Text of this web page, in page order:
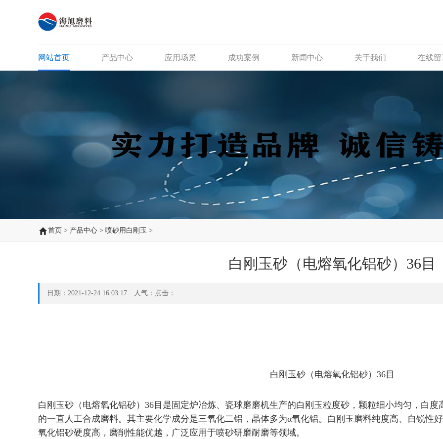
网站首页 产品中心 应用场景 成功案例 新闻中心 关于我们 在线留
首页 > 产品中心 > 喷砂用白刚玉 >
白刚玉砂（电熔氧化铝砂）36目
日期：2021-12-24 16:03:17 人气：点击：
白刚玉砂（电熔氧化铝砂）36目
白刚玉砂（电熔氧化铝砂）36目是固定炉冶炼、瓷球磨磨机生产的白刚玉粒度砂，颗粒细小均匀，白
的一直人工合成磨料。其主要化学成分是三氧化二铝，晶体多为α氧化铝。白刚玉磨料纯度高、自锐性
氧化铝砂硬度高，磨削性能优越，广泛应用于喷砂研磨耐磨等领域。